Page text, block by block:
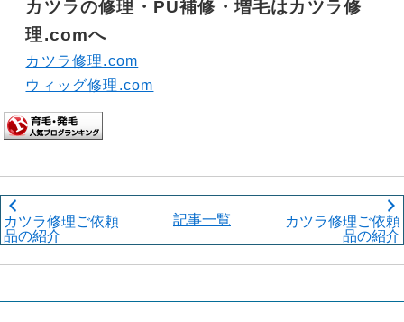
カツラの修理・PU補修・増毛はカツラ修
理.comへ
カツラ修理.com
ウィッグ修理.com
カツラ修理ご依頼
品の紹介
記事一覧
カツラ修理ご依頼
品の紹介